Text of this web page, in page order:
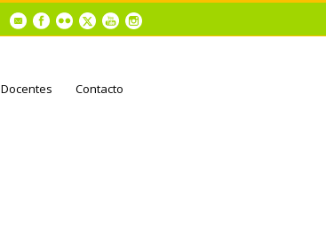
Docentes Contacto